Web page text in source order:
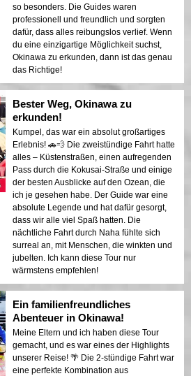
so besonders. Die Guides waren
professionell und freundlich und sorgten
dafür, dass alles reibungslos verlief. Wenn
du eine einzigartige Möglichkeit suchst,
Okinawa zu erkunden, dann ist das genau
das Richtige!
Bester Weg, Okinawa zu
erkunden!
Kumpel, das war ein absolut großartiges
Erlebnis! 🚗💨 Die zweistündige Fahrt hatte
alles – Küstenstraßen, einen aufregenden
Pass durch die Kokusai-Straße und einige
der besten Ausblicke auf den Ozean, die
ich je gesehen habe. Der Guide war eine
absolute Legende und hat dafür gesorgt,
dass wir alle viel Spaß hatten. Die
nächtliche Fahrt durch Naha fühlte sich
surreal an, mit Menschen, die winkten und
jubelten. Ich kann diese Tour nur
wärmstens empfehlen!
Ein familienfreundliches
Abenteuer in Okinawa!
Meine Eltern und ich haben diese Tour
gemacht, und es war eines der Highlights
unserer Reise! 🌴 Die 2-stündige Fahrt war
eine perfekte Kombination aus